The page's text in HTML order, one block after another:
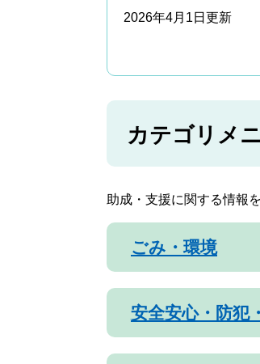
2026年4月1日更新
カテゴリメ
助成・支援に関する情報
ごみ・環境
安全安心・防犯